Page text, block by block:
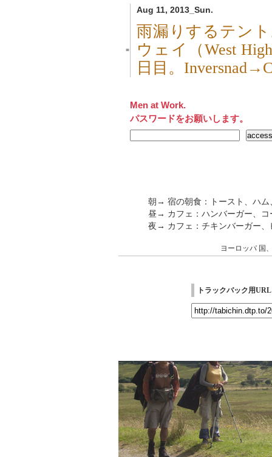
Aug 11, 2013_Sun.
■
雨漏りするテン
ウェイ（West
日目。
Men at Work.
パスワードをお願いします。
朝→ 宿の朝食：トースト、ハム
昼→ カフェ：ハンバーガー、コ
夜→ カフェ：チキンバーガー、
ヨーロッパ 国
トラックバック用URL